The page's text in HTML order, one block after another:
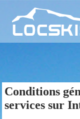
Conditions
services sur